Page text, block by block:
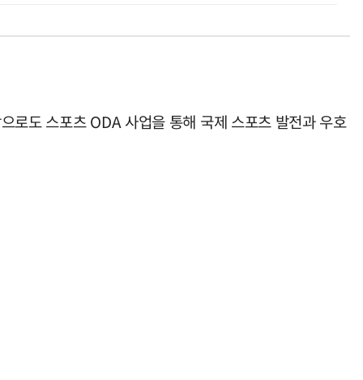
로도 스포츠 ODA 사업을 통해 국제 스포츠 발전과 우호